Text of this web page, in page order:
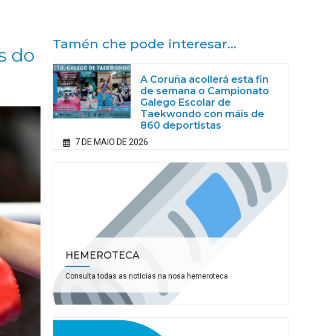
do
Tamén che pode interesar...
A Coruña acollerá esta fin
de semana o Campionato
Galego Escolar de
Taekwondo con máis de
860 deportistas
7 DE MAIO DE 2026
HEMEROTECA
Consulta todas as noticias na nosa hemeroteca